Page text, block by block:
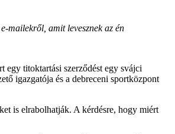
mailekről, amit levesznek az én
egy titoktartási szerződést egy svájci
igazgatója és a debreceni sportközpont
is elrabolhatják. A kérdésre, hogy miért